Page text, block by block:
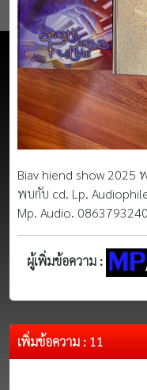
Biav hiend show
พบกับ cd. Lp.
Mp. Audio. 0863793240
ผู้เพิ่มข้อความ :
เพิ่มข้อความ : 11